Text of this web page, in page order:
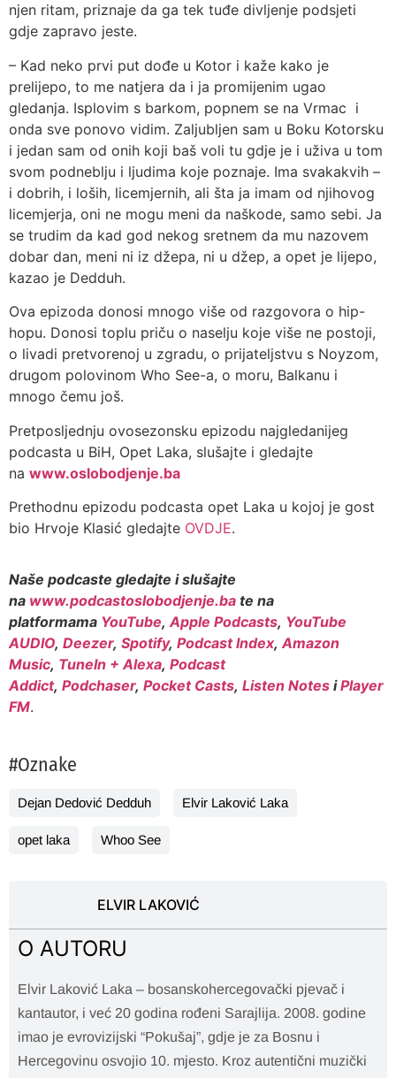
njen ritam, priznaje da ga tek tuđe divljenje podsjeti
gdje zapravo jeste.
– Kad neko prvi put dođe u Kotor i kaže kako je
prelijepo, to me natjera da i ja promijenim ugao
gledanja. Isplovim s barkom, popnem se na Vrmac i
onda sve ponovo vidim. Zaljubljen sam u Boku Kotorsku
i jedan sam od onih koji baš voli tu gdje je i uživa u tom
svom podneblju i ljudima koje poznaje. Ima svakakvih –
i dobrih, i loših, licemjernih, ali šta ja imam od njihovog
licemjerja, oni ne mogu meni da naškode, samo sebi. Ja
se trudim da kad god nekog sretnem da mu nazovem
dobar dan, meni ni iz džepa, ni u džep, a opet je lijepo,
kazao je Dedduh.
Ova epizoda donosi mnogo više od razgovora o hip-
hopu. Donosi toplu priču o naselju koje više ne postoji,
o livadi pretvorenoj u zgradu, o prijateljstvu s Noyzom,
drugom polovinom Who See-a, o moru, Balkanu i
mnogo čemu još.
Pretposljednju ovosezonsku epizodu najgledanijeg
podcasta u BiH, Opet Laka, slušajte i gledajte
na www.oslobodjenje.ba
Prethodnu epizodu podcasta opet Laka u kojoj je gost
bio Hrvoje Klasić gledajte OVDJE.
Naše podcaste gledajte i slušajte
na www.podcastoslobodjenje.ba te na
platformama YouTube,Apple Podcasts, YouTube
AUDIO, Deezer, Spotify, Podcast Index,Amazon
Music, TuneIn + Alexa, Podcast
Addict, Podchaser, Pocket Casts, Listen Notes iPlayer
FM.
#Oznake
Dejan Dedović Dedduh Elvir Laković Laka
opet laka Whoo See
ELVIR LAKOVIĆ
O AUTORU
Elvir Laković Laka – bosanskohercegovački pjevač i
kantautor, i već 20 godina rođeni Sarajlija. 2008. godine
imao je evrovizijski “Pokušaj”, gdje je za Bosnu i
Hercegovinu osvojio 10. mjesto. Kroz autentični muzički